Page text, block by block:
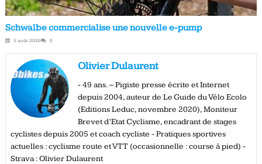
Schwalbe commercialise une nouvelle e-pump
5 août 2026 0
Olivier Dulaurent
- 49 ans. – Pigiste presse écrite et Internet
depuis 2004, auteur de Le Guide du Vélo Ecolo
(Editions Leduc, novembre 2020), Moniteur
Brevet d’Etat Cyclisme, encadrant de stages
cyclistes depuis 2005 et coach cycliste - Pratiques sportives
actuelles : cyclisme route et VTT (occasionnelle : course à pied) -
Strava : Olivier Dulaurent